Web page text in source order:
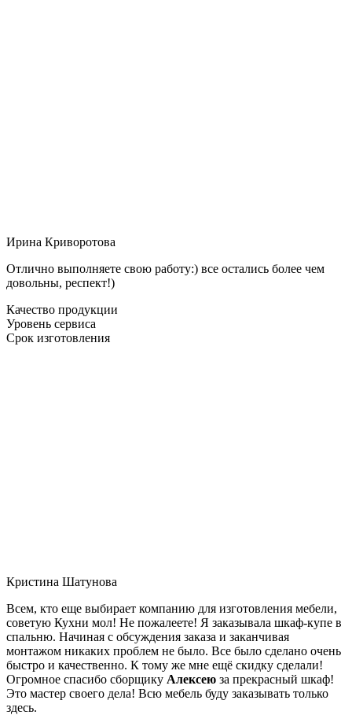
Ирина Криворотова
Отлично выполняете свою работу:) все остались более чем
довольны, респект!)
Качество продукции
Уровень сервиса
Срок изготовления
Кристина Шатунова
Всем, кто еще выбирает компанию для изготовления мебели,
советую Кухни мол! Не пожалеете! Я заказывала шкаф-купе в
спальню. Начиная с обсуждения заказа и заканчивая
монтажом никаких проблем не было. Все было сделано очень
быстро и качественно. К тому же мне ещё скидку сделали!
Огромное спасибо сборщику Алексею за прекрасный шкаф!
Это мастер своего дела! Всю мебель буду заказывать только
здесь.